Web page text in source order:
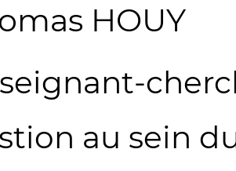
HOUY
au sein